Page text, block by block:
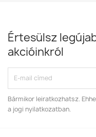
Értesülsz
akcióinkról
Bármikor leiratkozhatsz.
a jogi nyilatkozatban.